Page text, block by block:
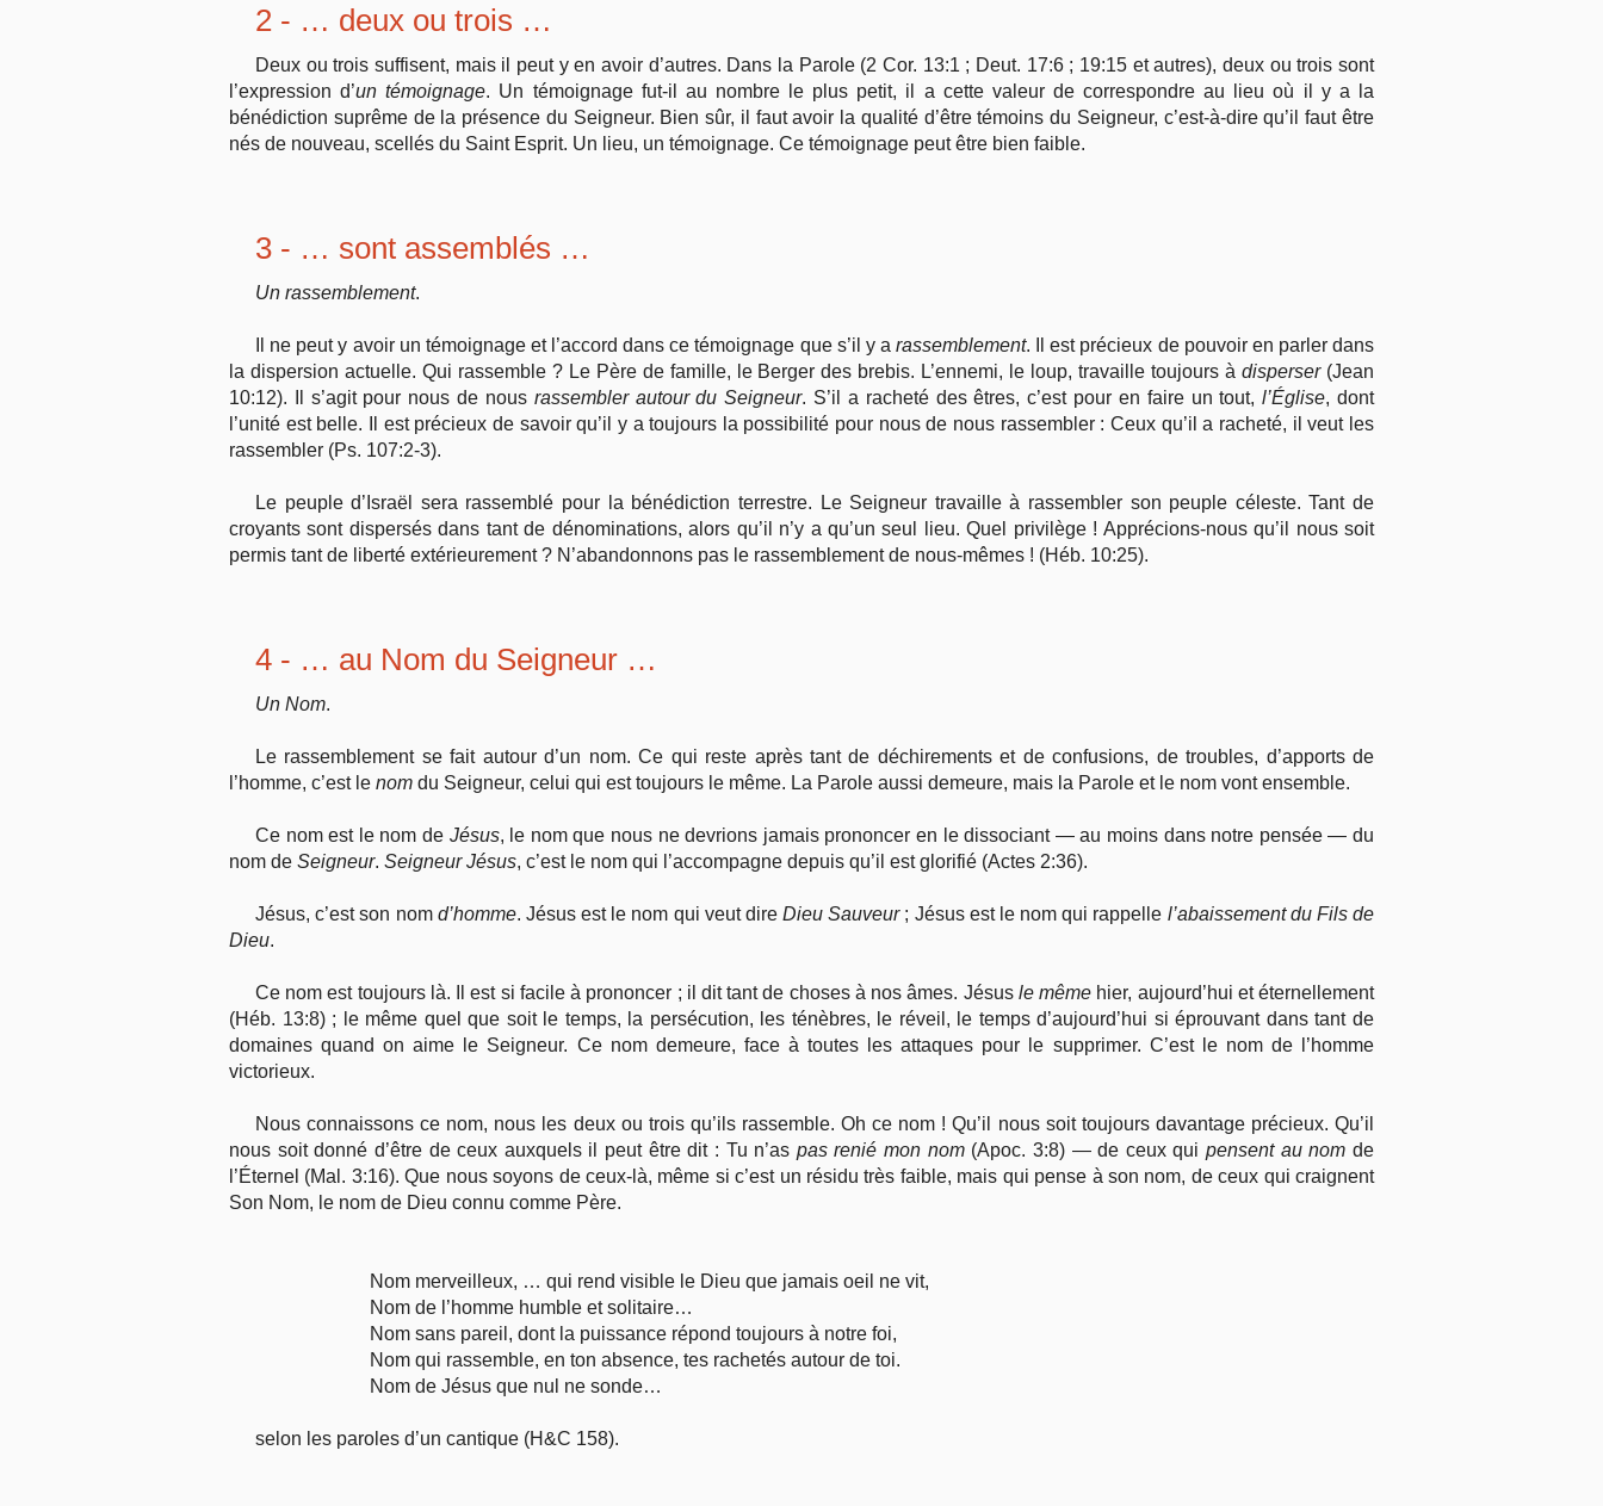
2 - … deux ou trois …
Deux ou trois suffisent, mais il peut y en avoir d’autres. Dans la Parole (2 Cor. 13:1 ; Deut. 17:6 ; 19:15 et autres), deux ou trois sont
l’expression d’un témoignage. Un témoignage fut-il au nombre le plus petit, il a cette valeur de correspondre au lieu où il y a la
bénédiction suprême de la présence du Seigneur. Bien sûr, il faut avoir la qualité d’être témoins du Seigneur, c’est-à-dire qu’il faut être
nés de nouveau, scellés du Saint Esprit. Un lieu, un témoignage. Ce témoignage peut être bien faible.
3 - … sont assemblés …
Un rassemblement.
Il ne peut y avoir un témoignage et l’accord dans ce témoignage que s’il y a rassemblement. Il est précieux de pouvoir en parler dans
la dispersion actuelle. Qui rassemble ? Le Père de famille, le Berger des brebis. L’ennemi, le loup, travaille toujours àdisperser(Jean
10:12). Il s’agit pour nous de nous rassembler autour du Seigneur. S’il a racheté des êtres, c’est pour en faire un tout,l’Église, dont
l’unité est belle. Il est précieux de savoir qu’il y a toujours la possibilité pour nous de nous rassembler : Ceux qu’il a racheté, il veut les
rassembler (Ps. 107:2-3).
Le peuple d’Israël sera rassemblé pour la bénédiction terrestre. Le Seigneur travaille à rassembler son peuple céleste. Tant de
croyants sont dispersés dans tant de dénominations, alors qu’il n’y a qu’un seul lieu. Quel privilège ! Apprécions-nous qu’il nous soit
permis tant de liberté extérieurement ? N’abandonnons pas le rassemblement de nous-mêmes ! (Héb. 10:25).
4 - … au Nom du Seigneur …
Un Nom.
Le rassemblement se fait autour d’un nom. Ce qui reste après tant de déchirements et de confusions, de troubles, d’apports de
l’homme, c’est le nom du Seigneur, celui qui est toujours le même. La Parole aussi demeure, mais la Parole et le nom vont ensemble.
Ce nom est le nom de Jésus, le nom que nous ne devrions jamais prononcer en le dissociant — au moins dans notre pensée — du
nom de Seigneur. Seigneur Jésus, c’est le nom qui l’accompagne depuis qu’il est glorifié (Actes 2:36).
Jésus, c’est son nom d’homme. Jésus est le nom qui veut direDieu Sauveur; Jésus est le nom qui rappelle l’abaissement du Fils de
Dieu.
Ce nom est toujours là. Il est si facile à prononcer ; il dit tant de choses à nos âmes. Jésus le même hier, aujourd’hui et éternellement
(Héb. 13:8) ; le même quel que soit le temps, la persécution, les ténèbres, le réveil, le temps d’aujourd’hui si éprouvant dans tant de
domaines quand on aime le Seigneur. Ce nom demeure, face à toutes les attaques pour le supprimer. C’est le nom de l’homme
victorieux.
Nous connaissons ce nom, nous les deux ou trois qu’ils rassemble. Oh ce nom ! Qu’il nous soit toujours davantage précieux. Qu’il
nous soit donné d’être de ceux auxquels il peut être dit : Tu n’as pas renié mon nom(Apoc. 3:8) — de ceux quipensent au nom de
l’Éternel (Mal. 3:16). Que nous soyons de ceux-là, même si c’est un résidu très faible, mais qui pense à son nom, de ceux qui craignent
Son Nom, le nom de Dieu connu comme Père.
Nom merveilleux, … qui rend visible le Dieu que jamais oeil ne vit,
Nom de l’homme humble et solitaire…
Nom sans pareil, dont la puissance répond toujours à notre foi,
Nom qui rassemble, en ton absence, tes rachetés autour de toi.
Nom de Jésus que nul ne sonde…
selon les paroles d’un cantique (H&C 158).